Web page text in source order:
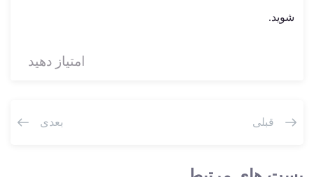
شوید.
امتیاز دهید
قبلی بعدی